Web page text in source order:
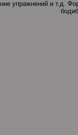
упражнений и т.д.